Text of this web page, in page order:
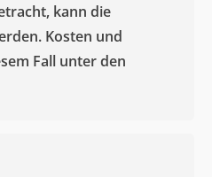
kann die
Kosten und
Fall unter den